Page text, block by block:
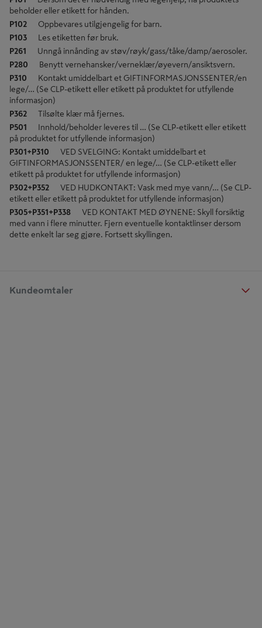
beholder eller etikett for hånden.
P102
Oppbevares utilgjengelig for barn.
P103
Les etiketten før bruk.
P261
Unngå innånding av støv/røyk/gass/tåke/damp/aerosoler.
P280
Benytt vernehansker/verneklær/øyevern/ansiktsvern.
P310
Kontakt umiddelbart et GIFTINFORMASJONSSENTER/en
lege/… (Se CLP-etikett eller etikett på produktet for utfyllende
informasjon)
P362
Tilsølte klær må fjernes.
P501
Innhold/beholder leveres til … (Se CLP-etikett eller etikett
på produktet for utfyllende informasjon)
P301+P310
VED SVELGING: Kontakt umiddelbart et
GIFTINFORMASJONSSENTER/ en lege/… (Se CLP-etikett eller
etikett på produktet for utfyllende informasjon)
P302+P352
VED HUDKONTAKT: Vask med mye vann/… (Se CLP-
etikett eller etikett på produktet for utfyllende informasjon)
P305+P351+P338
VED KONTAKT MED ØYNENE: Skyll forsiktig
med vann i flere minutter. Fjern eventuelle kontaktlinser dersom
dette enkelt lar seg gjøre. Fortsett skyllingen.
Kundeomtaler